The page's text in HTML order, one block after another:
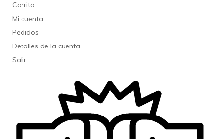
Carrito
Mi cuenta
Pedidos
Detalles de la cuenta
Salir